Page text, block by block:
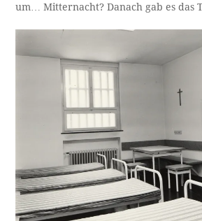
um… Mitternacht? Danach gab es das